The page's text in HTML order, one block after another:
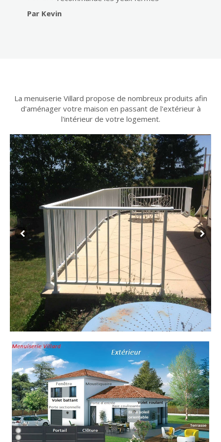
Par Kevin
Par MASCARO
disponible et à l'écoute du client."
La menuiserie Villard propose de nombreux produits afin
d'aménager votre maison en passant de l'extérieur à
l'intérieur de votre logement.